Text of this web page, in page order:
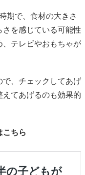
期で、食材の大きさ
を感じている可能性
テレビやおもちゃが
、チェックしてあげ
えてあげるのも効果的
こちら